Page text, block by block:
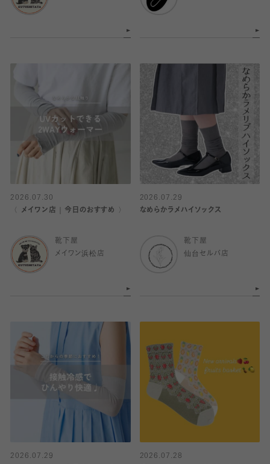
2026.07.30
〈 メイワン店｜今日のおすすめ 〉
靴下屋
メイワン浜松店
2026.07.29
なめらかラメハイソックス
靴下屋
仙台セルバ店
2026.07.29
2026.07.28